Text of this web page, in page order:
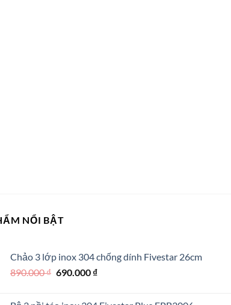
NỔI BẬT
Chảo 3 lớp inox 304 chống dính Fivestar 26cm
890.000₫ Giá
690.000 ₫Giá